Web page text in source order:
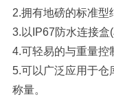
2.拥有地磅的标准型
3.以IP67防水连接
4.可轻易的与重量控
5.可以广泛应用于仓
称量。